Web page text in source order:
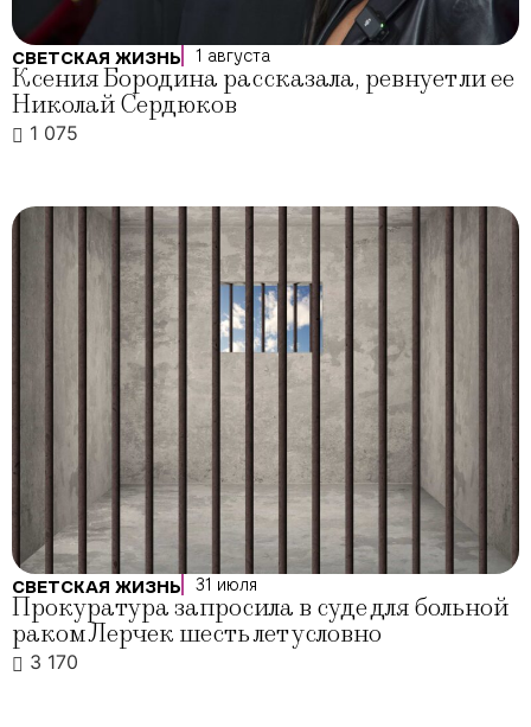
СВЕТСКАЯ ЖИЗНЬ 1 августа
Ксения Бородина рассказала, ревнует ли ее
Николай Сердюков
1 075
СВЕТСКАЯ ЖИЗНЬ 31 июля
Прокуратура запросила в суде для больной
раком Лерчек шесть лет условно
3 170